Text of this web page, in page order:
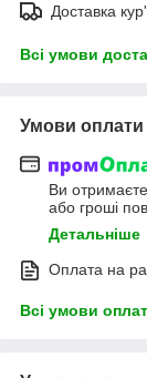
Доставка
Всі умови
Умови оплати
Ви
або гроші
Детальніше
Оплата на
Всі умови